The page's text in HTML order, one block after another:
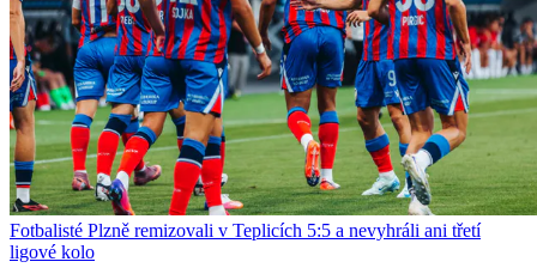
Fotbalisté Plzně remizovali v Teplicích 5:5 a nevyhráli ani třetí
ligové kolo